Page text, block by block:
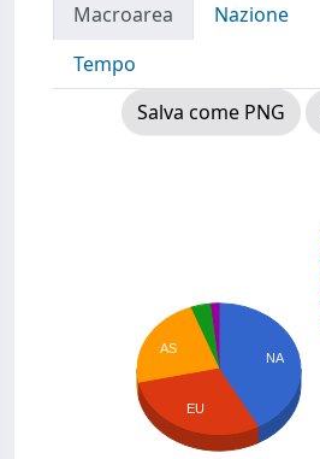
Macroarea Nazione
Tempo
Salva come PNG
NA
AS
EU